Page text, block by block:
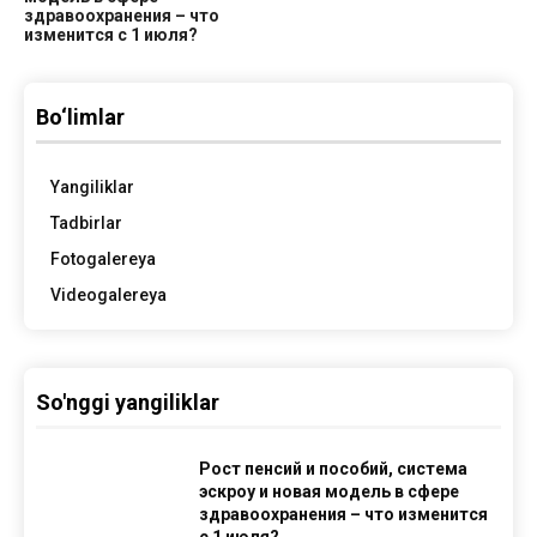
здравоохранения – что
изменится с 1 июля?
Bo‘limlar
Yangiliklar
Tadbirlar
Fotogalereya
Videogalereya
So'nggi yangiliklar
Рост пенсий и пособий, система
эскроу и новая модель в сфере
здравоохранения – что изменится